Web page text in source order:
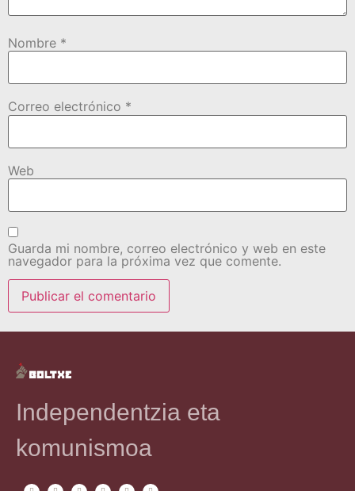
Nombre *
Correo electrónico *
Web
Guarda mi nombre, correo electrónico y web en este
navegador para la próxima vez que comente.
Independentzia eta
komunismoa